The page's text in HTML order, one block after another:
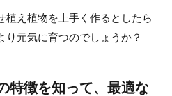
植え植物を上手く作るとしたら
り元気に育つのでしょうか？
特徴を知って、最適な